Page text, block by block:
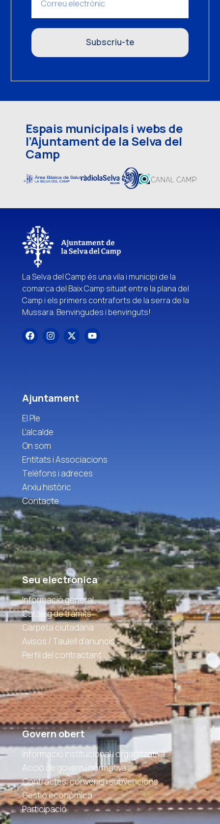
Subscriu-te
Espais municipals i webs de
l’Ajuntament de la Selva del
Camp
La Selva del Camp és una vila i municipi de la
comarca del Baix Camp situat entre la plana del
Camp i els primers contraforts de la serra de la
Mussara. Benvingudes i benvinguts!
Ajuntament
El Ple
L'alcalde
On som
Entitats i Associacions
Telèfons i adreces
Arxiu històric
Contacte
Seu electrònica
Informació general
Catàleg de tràmits
Carpeta ciutadana
Avisos / Taulell d'anuncis
Perfil del contractant
Govern obert
Informació institucional i organitzativa
Acció de govern i normativa
Contractes, convenis i subvencions
Gestió económica
Participació